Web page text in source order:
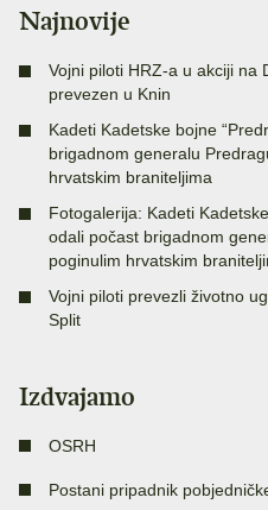
Najnovije
Vojni piloti HRZ-a u akciji na
prevezen u Knin
Kadeti Kadetske bojne
brigadnom generalu
hrvatskim braniteljima
Fotogalerija: Kadeti
odali počast brigadnom
poginulim hrvatskim
Vojni piloti prevezli životno
Split
Izdvajamo
OSRH
Postani pripadnik